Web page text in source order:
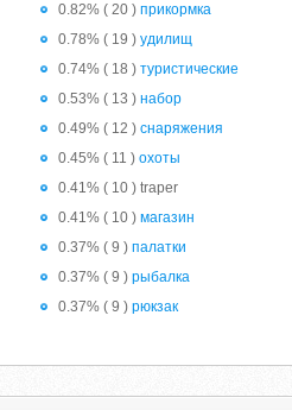
0.82% ( 20 ) прикормка
0.78% ( 19 ) удилищ
0.74% ( 18 ) туристические
0.53% ( 13 ) набор
0.49% ( 12 ) снаряжения
0.45% ( 11 ) охоты
0.41% ( 10 ) traper
0.41% ( 10 ) магазин
0.37% ( 9 ) палатки
0.37% ( 9 ) рыбалка
0.37% ( 9 ) рюкзак